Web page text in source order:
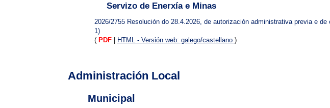
Servizo de Enerxía e Minas
2026/2755 Resolución do 28.4.2026, de autorización administrativa previa e
1)
( PDF HTML - Versión web: galego/castellano )
Administración Local
Municipal